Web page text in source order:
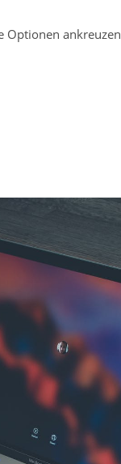
Optionen ankreuzen